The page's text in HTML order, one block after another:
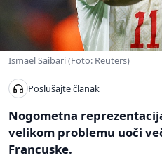
Ismael Saibari (Foto: Reuters)
Poslušajte članak
Nogometna
velikom problemu uoči
Francuske.